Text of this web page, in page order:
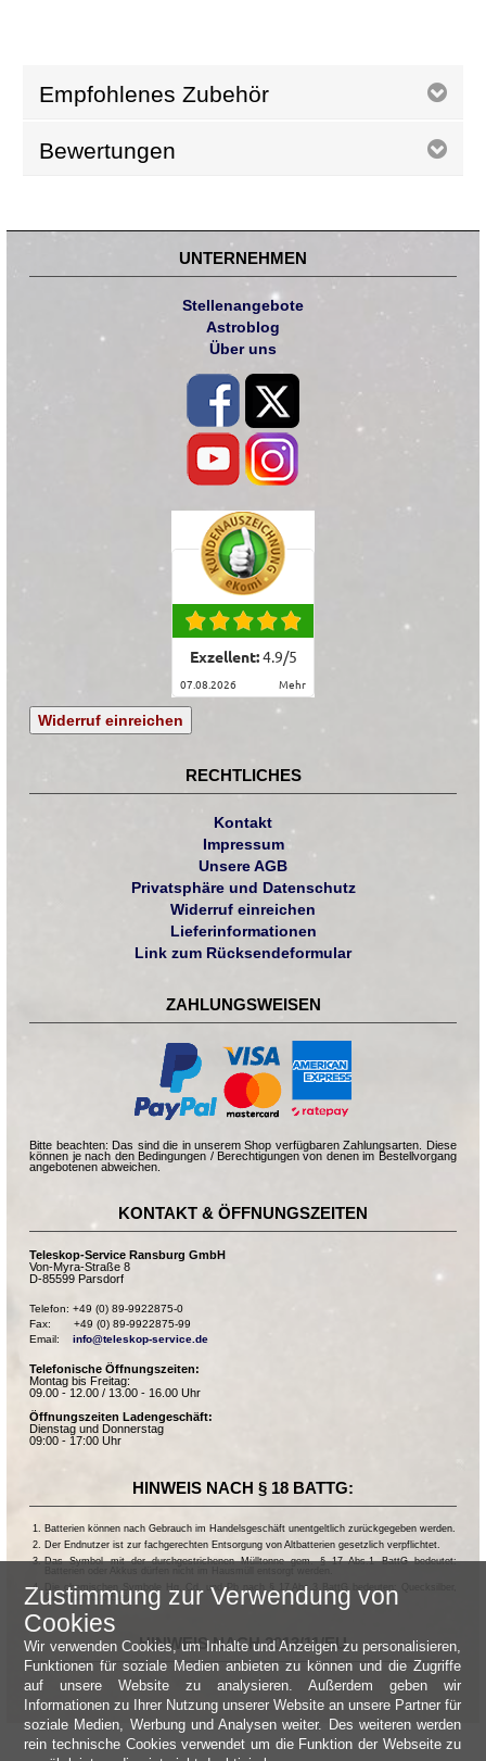
Empfohlenes Zubehör
Bewertungen
UNTERNEHMEN
Stellenangebote
Astroblog
Über uns
Exzellent:4.9/5
07.08.2026 mehr
Widerruf einreichen
RECHTLICHES
Kontakt
Impressum
Unsere AGB
Privatsphäre und Datenschutz
Widerruf einreichen
Lieferinformationen
Link zum Rücksendeformular
ZAHLUNGSWEISEN
Bitte beachten: Das sind die in unserem Shop verfügbaren Zahlungsarten. Diese
können je nach den Bedingungen / Berechtigungen von denen im Bestellvorgang
angebotenen abweichen.
KONTAKT & ÖFFNUNGSZEITEN
Teleskop-Service Ransburg GmbH
Von-Myra-Straße 8
D-85599 Parsdorf
Telefon: +49 (0) 89-9922875-0
Fax:       +49 (0) 89-9922875-99
Email: info@teleskop-service.de
Telefonische Öffnungszeiten:
Montag bis Freitag:
09.00 - 12.00 / 13.00 - 16.00 Uhr
Öffnungszeiten Ladengeschäft:
Dienstag und Donnerstag
09:00 - 17:00 Uhr
HINWEIS NACH § 18 BATTG:
Batterien können nach Gebrauch im Handelsgeschäft unentgeltlich zurückgegeben werden.
Der Endnutzer ist zur fachgerechten Entsorgung von Altbatterien gesetzlich verpflichtet.
Das Symbol mit der durchgestrichenen Mülltonne gem. § 17 Abs.1 BattG bedeutet:
Die chemischen Symbole Hg, Cd, und Pb nach § 17 Abs.3 BattG bedeuten: Quecksilber,
Cadmium und Blei.
HINWEIS NACH 2013/11/EU
Zustimmung zur Verwendung von
Cookies
Wir verwenden Cookies, um Inhalte und Anzeigen zu personalisieren,
Funktionen für soziale Medien anbieten zu können und die Zugriffe
auf unsere Website zu analysieren. Außerdem geben wir
Informationen zu Ihrer Nutzung unserer Website an unsere Partner für
soziale Medien, Werbung und Analysen weiter. Des weiteren werden
rein technische Cookies verwendet um die Funktion der Webseite zu